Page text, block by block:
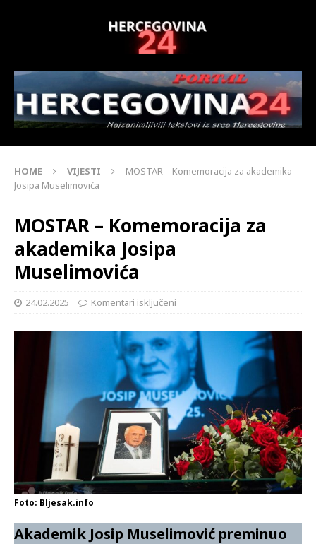
HOME VIJESTI
MOSTAR – Komemoracija za akademika
Josipa Muselimovića
MOSTAR – Komemoracija za
akademika Josipa
Muselimovića
24.02.2025 Komentari isključeni
Foto: Bljesak.info
Akademik Josip Muselimović preminuo